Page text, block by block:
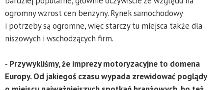
ogromny wzrost cen benzyny. Rynek samochodowy
i potrzeby są ogromne, więc starczy tu miejsca także dla
niszowych i wschodzących firm.
- Przywykliśmy, że imprezy motoryzacyjne to domena
Europy. Od jakiegoś czasu wypada zrewidować poglądy